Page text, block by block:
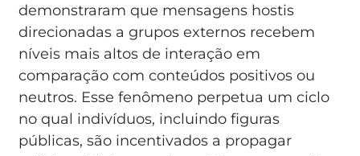
demonstraram que mensagens hostis
direcionadas a grupos externos recebem
níveis mais altos de interação em
comparação com conteúdos positivos ou
neutros. Esse fenômeno perpetua um ciclo
no qual indivíduos, incluindo figuras
públicas, são incentivados a propagar